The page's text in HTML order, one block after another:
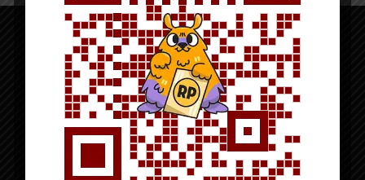
Copyright © 2023. All rights reserved BOPM WACANA.